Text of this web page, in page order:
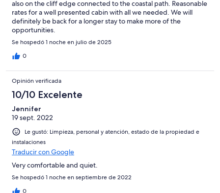
also on the cliff edge connected to the coastal path. Reasonable
rates for a well presented cabin with all we needed. We will
definitely be back for a longer stay to make more of the
opportunities.
Se hospedó 1 noche en julio de 2025
0
Opinión verificada
10/10 Excelente
Jennifer
19 sept. 2022
Le gustó: Limpieza, personal y atención, estado de la propiedad e
instalaciones
Traducir con Google
Very comfortable and quiet.
Se hospedó 1 noche en septiembre de 2022
0